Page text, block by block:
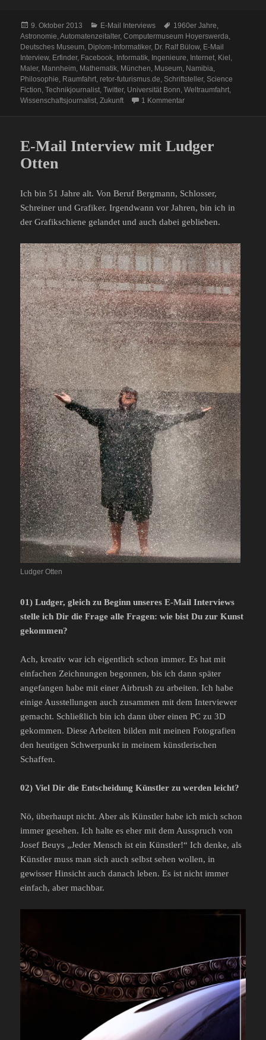
Veröffentlicht
am
9. Oktober 2013 Kategorien
E-Mail Interviews Schlagwörter
1960er Jahre,
Astronomie,Automatenzeitalter,Computermuseum Hoyerswerda,
Deutsches Museum, Diplom-Informatiker, Dr. Ralf Bülow, E-Mail
Interview, Erfinder, Facebook, Informatik, Ingenieure, Internet, Kiel,
Maler, Mannheim, Mathematik, München, Museum, Namibia,
Philosophie, Raumfahrt, retor-futurismus.de, Schriftsteller, Science
Fiction,Technikjournalist,Twitter, Universität Bonn,Weltraumfahrt,
Wissenschaftsjournalist,Zukunft 1 Kommentarzu E-Mail Interview mit
E-Mail Interview mit Ludger
Otten
Ich bin 51 Jahre alt. Von Beruf Bergmann, Schlosser,
Schreiner und Grafiker. Irgendwann vor Jahren, bin ich in
der Grafikschiene gelandet und auch dabei geblieben.
Ludger Otten
01) Ludger, gleich zu Beginn unseres E-Mail Interviews
stelle ich Dir die Frage alle Fragen: wie bist Du zur Kunst
gekommen?
Ach, kreativ war ich eigentlich schon immer. Es hat mit
einfachen Zeichnungen begonnen, bis ich dann später
angefangen habe mit einer Airbrush zu arbeiten. Ich habe
einige Ausstellungen auch zusammen mit dem Interviewer
gemacht. Schließlich bin ich dann über einen PC zu 3D
gekommen. Diese Arbeiten bilden mit meinen Fotografien
den heutigen Schwerpunkt in meinem künstlerischen
Schaffen.
02) Viel Dir die Entscheidung Künstler zu werden leicht?
Nö, überhaupt nicht. Aber als Künstler habe ich mich schon
immer gesehen. Ich halte es eher mit dem Ausspruch von
Josef Beuys „Jeder Mensch ist ein Künstler!“ Ich denke, als
Künstler muss man sich auch selbst sehen wollen, in
gewisser Hinsicht auch danach leben. Es ist nicht immer
einfach, aber machbar.